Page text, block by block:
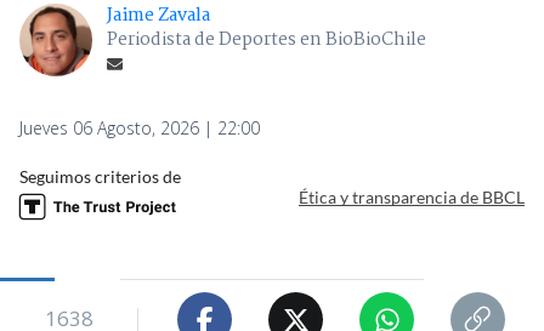
Jaime Zavala
Periodista de Deportes en BioBioChile
Jueves 06 Agosto, 2026 | 22:00
Seguimos criterios de
Ética y transparencia de BBCL
1638